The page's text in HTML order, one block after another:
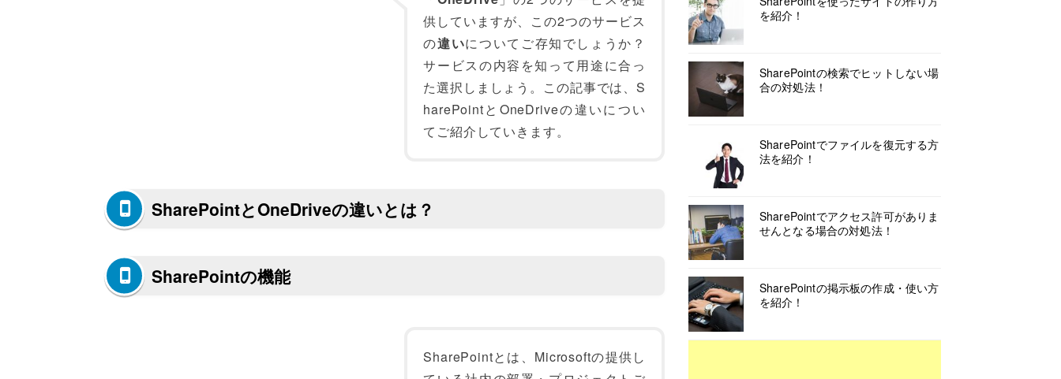
供していますが、この2つのサービス
の違いについてご存知でしょうか？
サービスの内容を知って用途に合っ
た選択しましょう。この記事では、S
harePointとOneDriveの違いについ
てご紹介していきます。
SharePointとOneDriveの違いとは？
SharePointの機能
SharePointとは、Microsoftの提供し
を紹介！
SharePointの検索でヒットしない場
合の対処法！
SharePointでファイルを復元する方
法を紹介！
SharePointでアクセス許可がありま
せんとなる場合の対処法！
SharePointの掲示板の作成・使い方
を紹介！